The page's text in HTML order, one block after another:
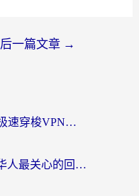
后一篇文章 →
海外党必看：ChickCN和极速穿梭VPN好用吗？3招教你选对回国加速器无缝刷国内资源
斧牛和light哪个好？海外华人最关心的回国加速器选择难题，一篇讲透